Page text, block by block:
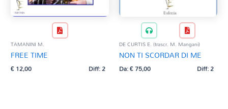
TAMANINI M.
FREE TIME
€12,00 Diff: 2
DE CURTIS E. (trascr. M. Mangani)
NON TI SCORDAR DI ME
Da:€75,00 Diff: 2